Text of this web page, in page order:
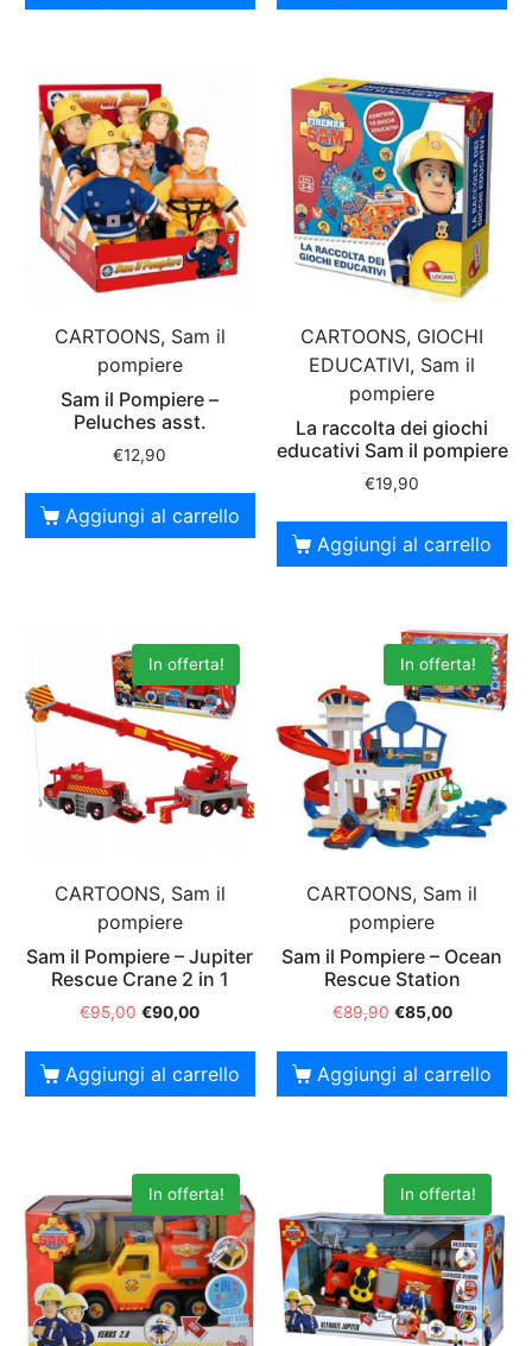
CARTOONS, Sam il
pompiere
Sam il Pompiere –
Peluches asst.
€12,90
Aggiungi al carrello
CARTOONS, GIOCHI
EDUCATIVI, Sam il
pompiere
La raccolta dei giochi
educativi Sam il pompiere
€19,90
Aggiungi al carrello
In offerta!
CARTOONS, Sam il
pompiere
Sam il Pompiere – Jupiter
Rescue Crane 2 in 1
€95,00 €90,00
Aggiungi al carrello
In offerta!
CARTOONS, Sam il
pompiere
Sam il Pompiere – Ocean
Rescue Station
€89,90 €85,00
Aggiungi al carrello
In offerta! In offerta!